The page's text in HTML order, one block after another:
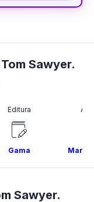
Sawyer.
Editura
Gama Mark
Sawyer.